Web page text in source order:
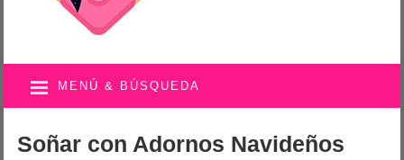
MENÚ & BÚSQUEDA
Soñar con Adornos Navideños